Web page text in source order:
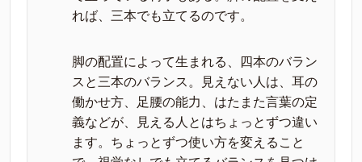
れば、三本でも立てるのです。
脚の配置によって生まれる、四本のバラン
スと三本のバランス。見えない人は、耳の
働かせ方、足腰の能力、はたまた言葉の定
義などが、見える人とはちょっとずつ違い
ます。ちょっとずつ使い方を変えること